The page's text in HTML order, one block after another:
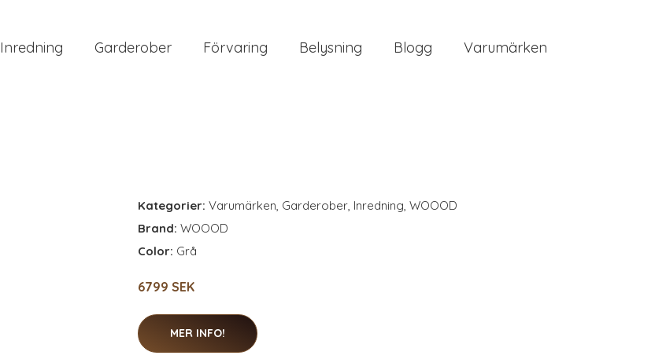
Inredning Garderober Förvaring Belysning Blogg Varumärken
Kategorier: Varumärken, Garderober, Inredning, WOOOD
Brand: WOOOD
Color: Grå
6799 SEK
MER INFO!